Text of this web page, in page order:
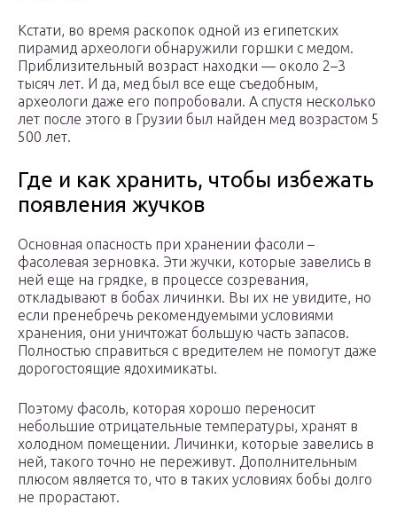
Кстати, во время раскопок одной из египетских
пирамид археологи обнаружили горшки с медом.
Приблизительный возраст находки — около 2–3
тысяч лет. И да, мед был все еще съедобным,
археологи даже его попробовали. А спустя несколько
лет после этого в Грузии был найден мед возрастом 5
500 лет.
Где и как хранить, чтобы избежать
появления жучков
Основная опасность при хранении фасоли –
фасолевая зерновка. Эти жучки, которые завелись в
ней еще на грядке, в процессе созревания,
откладывают в бобах личинки. Вы их не увидите, но
если пренебречь рекомендуемыми условиями
хранения, они уничтожат большую часть запасов.
Полностью справиться с вредителем не помогут даже
дорогостоящие ядохимикаты.
Поэтому фасоль, которая хорошо переносит
небольшие отрицательные температуры, хранят в
холодном помещении. Личинки, которые завелись в
ней, такого точно не переживут. Дополнительным
плюсом является то, что в таких условиях бобы долго
не прорастают.